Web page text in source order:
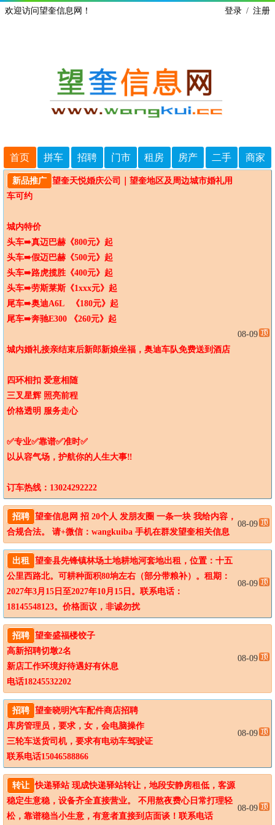
欢迎访问望奎信息网！ 登录 / 注册
首页 拼车 招聘 门市 租房 房产 二手 商家
新品推广 望奎天悦婚庆公司｜望奎地区及周边城市婚礼用
车可约
城内特价
头车➠真迈巴赫《800元》起
头车➠假迈巴赫《500元》起
头车➠路虎揽胜《400元》起
头车➠劳斯莱斯《1xxx元》起
尾车➠奥迪A6L   《180元》起
尾车➠奔驰E300 《260元》起
城内婚礼接亲结束后新郎新娘坐福，奥迪车队免费送到酒店
四环相扣 爱意相随
三叉星辉 照亮前程
价格透明 服务走心
✅专业✅靠谱✅准时✅
以从容气场，护航你的人生大事‼️
订车热线：13024292222
08-09
招聘 望奎信息网 招 20个人 发朋友圈 一条一块 我给内容，
合规合法。 请+微信：wangkuiba 手机在群发望奎相关信息
08-09
出租
望奎县先锋镇林场土地耕地河套地出租，位置：十五
公里西路北。可耕种面积80垧左右（部分带粮补）。租期：
2027年3月15日至2027年10月15日。联系电话：
18145548123。价格面议，非诚勿扰
08-09
招聘 望奎盛福楼饺子
高新招聘切墩2名
新店工作环境好待遇好有休息
电话18245532202
08-09
招聘 望奎晓明汽车配件商店招聘
库房管理员，要求，女，会电脑操作
三轮车送货司机，要求有电动车驾驶证
联系电话15046588866
08-09
转让 快递驿站 现成快递驿站转让，地段安静房租低，客源
稳定生意稳，设备齐全直接营业。 不用熬夜费心日常打理轻
松，靠谱稳当小生意，有意者直接到店面谈！联系电话
08-09